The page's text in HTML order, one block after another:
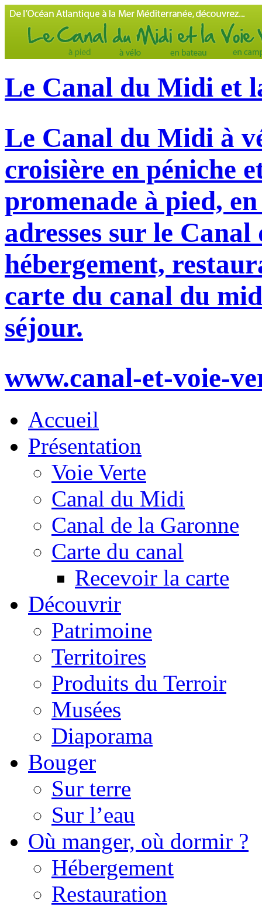
Le Canal du Midi et
Le Canal du Midi à
croisière en péniche
promenade à pied,
adresses sur le
hébergement,
carte du canal du
séjour.
www.canal-et-voie-
Accueil
Présentation
Voie Verte
Canal du Midi
Canal de la Garonne
Carte du canal
Recevoir la carte
Découvrir
Patrimoine
Territoires
Produits du Terroir
Musées
Diaporama
Bouger
Sur terre
Sur l’eau
Où manger, où dormir ?
Hébergement
Restauration